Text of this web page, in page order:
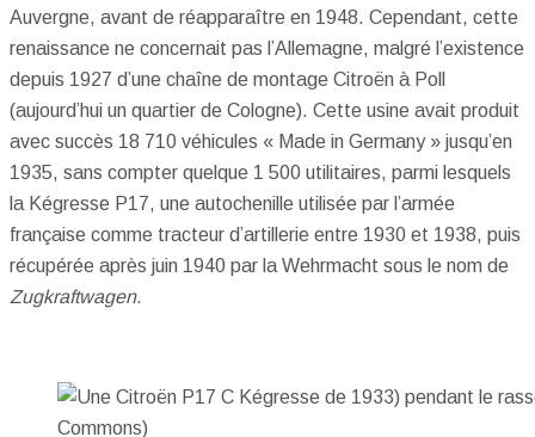
Auvergne, avant de réapparaître en 1948. Cependant, cette
renaissance ne concernait pas l’Allemagne, malgré l’existence
depuis 1927 d’une chaîne de montage Citroën à Poll
(aujourd’hui un quartier de Cologne). Cette usine avait produit
avec succès 18 710 véhicules « Made in Germany » jusqu’en
1935, sans compter quelque 1 500 utilitaires, parmi lesquels
la Kégresse P17, une autochenille utilisée par l’armée
française comme tracteur d’artillerie entre 1930 et 1938, puis
récupérée après juin 1940 par la Wehrmacht sous le nom de
Zugkraftwagen.